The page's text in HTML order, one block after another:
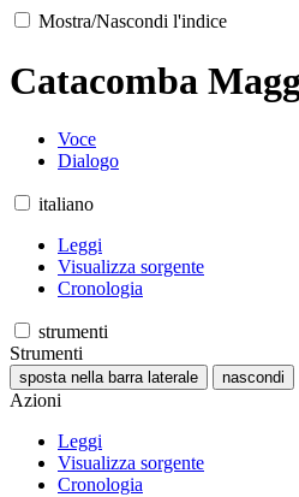
Mostra/Nascondi l'indice
Catacomba
Voce
Dialogo
italiano
Leggi
Visualizza sorgente
Cronologia
strumenti
Strumenti
sposta nella barra laterale nascondi
Azioni
Leggi
Visualizza sorgente
Cronologia